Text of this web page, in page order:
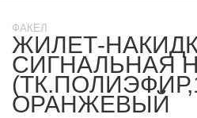
ФАКЕЛ
ЖИЛЕТ-
СИГНАЛЬНАЯ
ОРАНЖЕВЫЙ